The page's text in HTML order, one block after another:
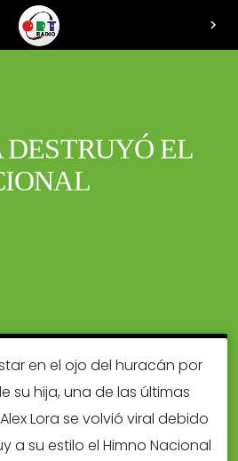
chevron_right
EL
en el ojo del huracán por
su hija, una de las últimas
Lora se volvió viral debido
a su estilo el Himno Nacional